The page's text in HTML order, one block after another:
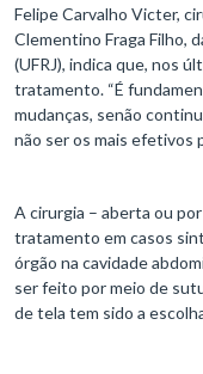
Felipe Carvalho Victer,
Clementino Fraga Filho,
(UFRJ), indica que, nos
tratamento. “É
mudanças, senão
não ser os mais efetivos
A cirurgia – aberta ou
tratamento em casos
órgão na cavidade
ser feito por meio de
de tela tem sido a